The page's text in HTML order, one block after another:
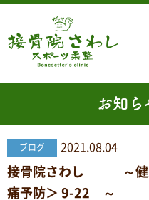
お知
ブログ 2021.08.04
接骨院さわし ～健康
痛予防＞ 9-22 ～